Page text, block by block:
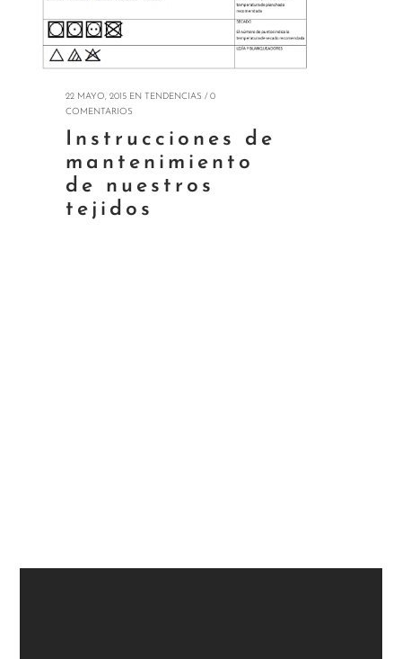
22 MAYO, 2015EN TENDENCIAS / 0
COMENTARIOS
Instrucciones de
mantenimiento
de nuestros
tejidos